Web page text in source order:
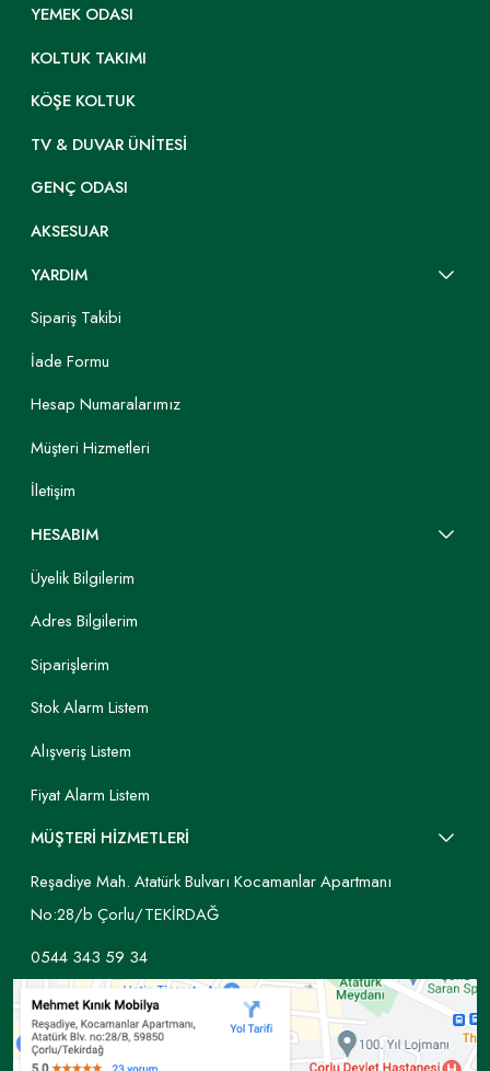
YEMEK ODASI
KOLTUK TAKIMI
KÖŞE KOLTUK
TV & DUVAR ÜNITESI
GENÇ ODASI
AKSESUAR
YARDIM
Sipariş Takibi
İade Formu
Hesap Numaralarımız
Müşteri Hizmetleri
İletişim
HESABIM
Üyelik Bilgilerim
Adres Bilgilerim
Siparişlerim
Stok Alarm Listem
Alışveriş Listem
Fiyat Alarm Listem
MÜŞTERİ HİZMETLERİ
Reşadiye Mah. Atatürk Bulvarı Kocamanlar Apartmanı
No:28/b Çorlu/TEKİRDAĞ
0544 343 59 34